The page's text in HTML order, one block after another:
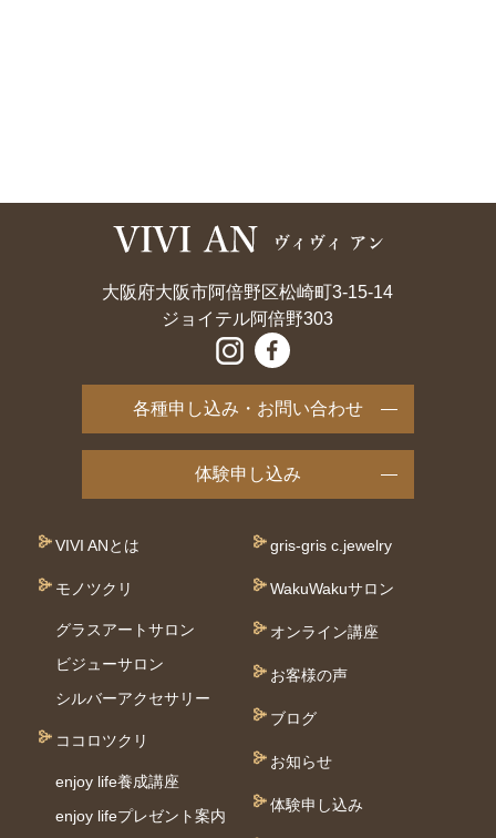
大阪府大阪市阿倍野区松崎町3-15-14
ジョイテル阿倍野303
各種申し込み・お問い合わせ
体験申し込み
VIVI ANとは
モノツクリ
グラスアートサロン
ビジューサロン
シルバーアクセサリー
ココロツクリ
enjoy life養成講座
enjoy lifeプレゼント案内
gris-gris c.jewelry
WakuWakuサロン
オンライン講座
お客様の声
ブログ
お知らせ
体験申し込み